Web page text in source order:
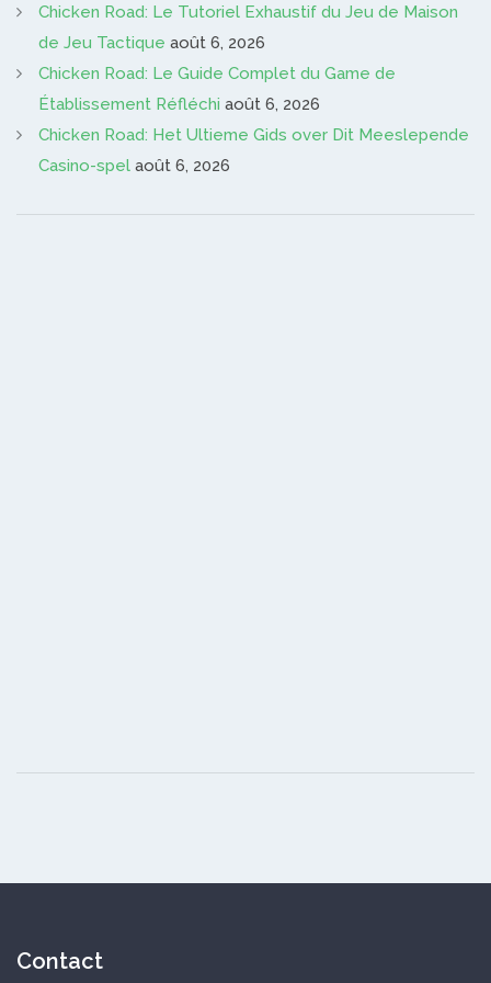
Chicken Road: Le Tutoriel Exhaustif du Jeu de Maison
de Jeu Tactique août 6, 2026
Chicken Road: Le Guide Complet du Game de
Établissement Réfléchi août 6, 2026
Chicken Road: Het Ultieme Gids over Dit Meeslepende
Casino-spel août 6, 2026
Contact